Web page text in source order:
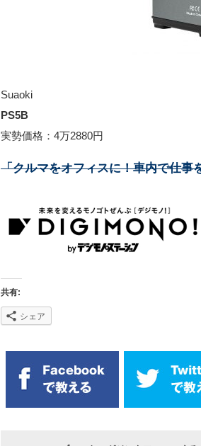
Suaoki
PS5B
実勢価格：4万2880円
「クルマをオフィスに！車内で仕事
共有:
シェア